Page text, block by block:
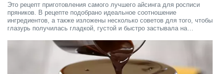
Это рецепт приготовления самого лучшего айсинга для росписи
пряников. В рецепте подобрано идеальное соотношение
ингредиентов, а также изложены несколько советов для того, чтобы
глазурь получилась гладкой, густой и быстро застывала на